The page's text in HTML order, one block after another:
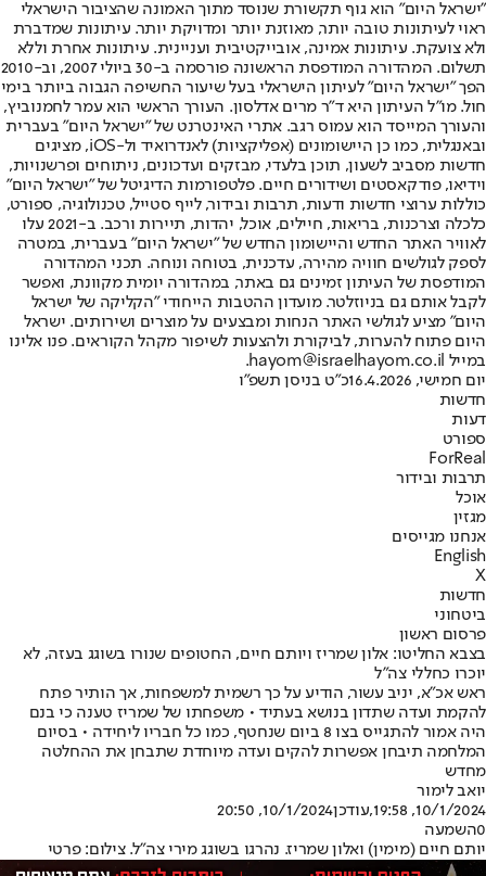
"ישראל היום" הוא גוף תקשורת שנוסד מתוך האמונה שהציבור הישראלי
ראוי לעיתונות טובה יותר, מאוזנת יותר ומדויקת יותר. עיתונות שמדברת
ולא צועקת. עיתונות אמינה, אובייקטיבית ועניינית. עיתונות אחרת וללא
תשלום. המהדורה המודפסת הראשונה פורסמה ב-30 ביולי 2007, וב-2010
הפך "ישראל היום" לעיתון הישראלי בעל שיעור החשיפה הגבוה ביותר בימי
חול. מו"ל העיתון היא ד"ר מרים אדלסון. העורך הראשי הוא עמר לחמנוביץ,
והעורך המייסד הוא עמוס רגב. אתרי האינטרנט של "ישראל היום" בעברית
ובאנגלית, כמו כן היישומונים (אפליקציות) לאנדרואיד ול-iOS, מציגים
חדשות מסביב לשעון, תוכן בלעדי, מבזקים ועדכונים, ניתוחים ופרשנויות,
וידיאו, פודקאסטים ושידורים חיים. פלטפורמות הדיגיטל של "ישראל היום"
כוללות ערוצי חדשות ודעות, תרבות ובידור, לייף סטייל, טכנולוגיה, ספורט,
כלכלה וצרכנות, בריאות, חיילים, אוכל, יהדות, תיירות ורכב. ב-2021 עלו
לאוויר האתר החדש והיישומון החדש של "ישראל היום" בעברית, במטרה
לספק לגולשים חוויה מהירה, עדכנית, בטוחה ונוחה. תכני המהדורה
המודפסת של העיתון זמינים גם באתר, במהדורה יומית מקוונת, ואפשר
לקבל אותם גם בניוזלטר. מועדון ההטבות הייחודי "הקליקה של ישראל
היום" מציע לגולשי האתר הנחות ומבצעים על מוצרים ושירותים. ישראל
היום פתוח להערות, לביקורת ולהצעות לשיפור מקהל הקוראים. פנו אלינו
במייל hayom@israelhayom.co.il.
יום חמישי, 16.4.2026
כ"ט בניסן תשפ"ו
חדשות
דעות
ספורט
ForReal
תרבות ובידור
אוכל
מגזין
אנחנו מגייסים
English
X
חדשות
ביטחוני
פרסום ראשון
בצבא החליטו: אלון שמריז ויותם חיים, החטופים שנורו בשוגג בעזה, לא
יוכרו כחללי צה"ל
ראש אכ"א, יניב עשור, הודיע על כך רשמית למשפחות, אך הותיר פתח
להקמת ועדה שתדון בנושא בעתיד • משפחתו של שמריז טענה כי בנם
היה אמור להתגייס בצו 8 ביום שנחטף, כמו כל חבריו ליחידה • בסיום
המלחמה תיבחן אפשרות להקים ועדה מיוחדת שתבחן את ההחלטה
מחדש
יואב לימור
10/1/2024, 19:58
,עודכן10/1/2024, 20:50
0השמעה
יותם חיים (מימין) ואלון שמריז. נהרגו בשוגג מירי צה"ל. צילום: פרטי